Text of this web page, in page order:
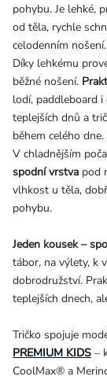
pohybu. Je lehké,
od těla, rychle
celodenním nošení.
Díky lehkému
běžné nošení.
lodí, paddleboard
teplejších dnů a
během celého dne.
V chladnějším
spodní vrstva pod
vlhkost u těla,
pohybu.
Jeden kousek –
tábor, na výlety, k
dobrodružství.
teplejších dnech,
Tričko spojuje
PREMIUM KIDS –
CoolMax® a